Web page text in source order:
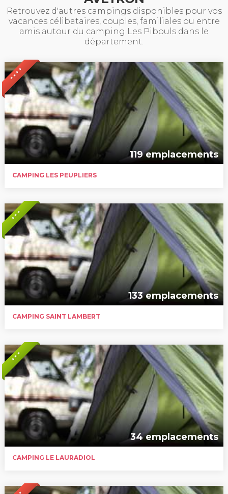
Retrouvez d'autres campings disponibles pour vos
vacances célibataires, couples, familiales ou entre
amis autour du camping Les Pibouls dans le
département.
* * * *
119 emplacements
CAMPING LES PEUPLIERS
* * *
133 emplacements
CAMPING SAINT LAMBERT
* * *
34 emplacements
CAMPING LE LAURADIOL